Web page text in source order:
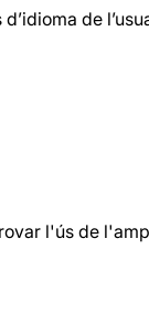
de
l'ús de